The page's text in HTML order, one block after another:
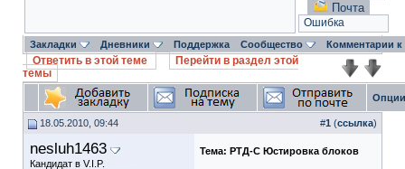
Почта
Ошибка
Закладки Дневники Поддержка Сообщество Комментарии
Ответить в этой теме
Перейти в раздел этой
темы
18.05.2010, 09:44 #1 (ссылка)
nesluh1463
Кандидат в V.I.P.
Тема: РТД-С Юстировка блоков